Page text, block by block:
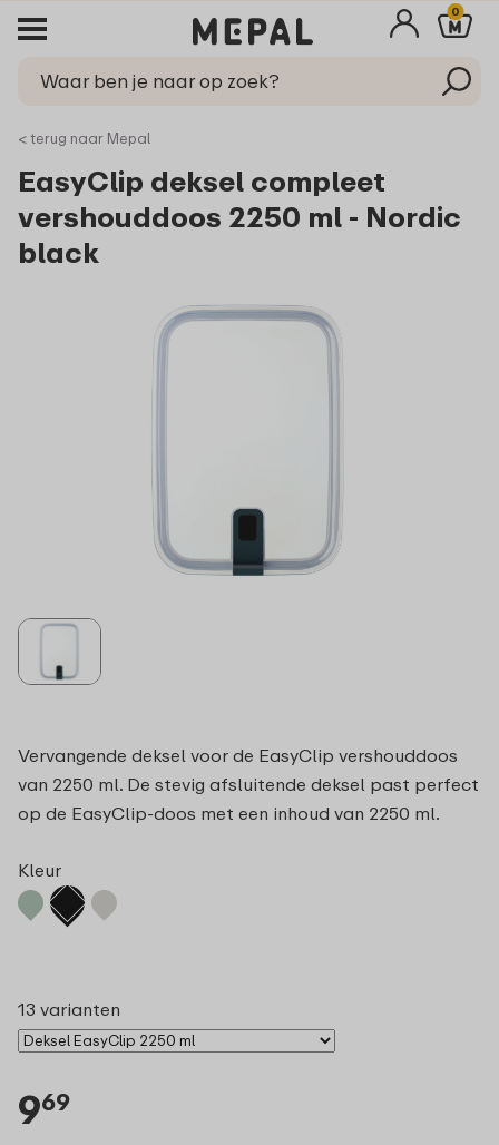
0
< terug naar Mepal
EasyClip deksel compleet
vershouddoos 2250 ml - Nordic
black
Vervangende deksel voor de EasyClip vershouddoos
van 2250 ml. De stevig afsluitende deksel past perfect
op de EasyClip-doos met een inhoud van 2250 ml.
Kleur
13 varianten
969